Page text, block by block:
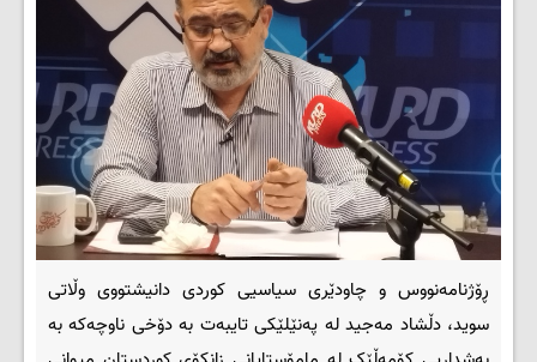
ڕۆژنامەنووس و چاودێری سیاسیی کوردی دانیشتووی وڵاتی
سوید، دڵشاد مەجید لە پەنێلێکی تایبەت بە دۆخی ناوچەکە بە